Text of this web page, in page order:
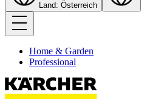
Land: Österreich
Home & Garden
Professional